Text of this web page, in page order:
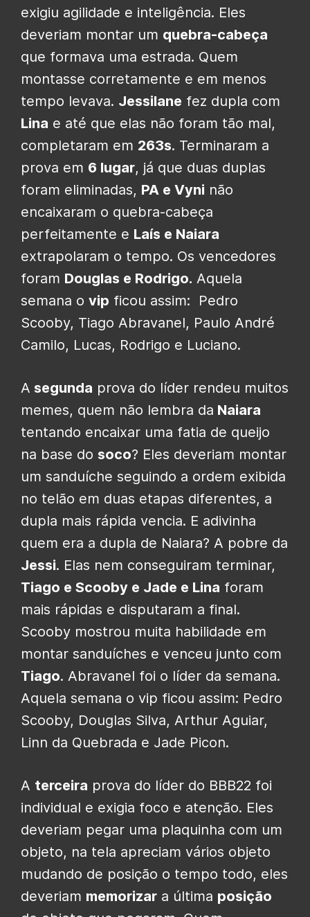
exigiu agilidade e inteligência. Eles
deveriam montar um quebra-cabeça
que formava uma estrada. Quem
montasse corretamente e em menos
tempo levava. Jessilane fez dupla com
Lina e até que elas não foram tão mal,
completaram em 263s. Terminaram a
prova em 6 lugar, já que duas duplas
foram eliminadas, PA e Vyni não
encaixaram o quebra-cabeça
perfeitamente e Laís e Naiara
extrapolaram o tempo. Os vencedores
foram Douglas e Rodrigo. Aquela
semana o vip ficou assim: Pedro
Scooby, Tiago Abravanel, Paulo André
Camilo, Lucas, Rodrigo e Luciano.
A segunda prova do líder rendeu muitos
memes, quem não lembra da Naiara
tentando encaixar uma fatia de queijo
na base do soco? Eles deveriam montar
um sanduíche seguindo a ordem exibida
no telão em duas etapas diferentes, a
dupla mais rápida vencia. E adivinha
quem era a dupla de Naiara? A pobre da
Jessi. Elas nem conseguiram terminar,
Tiago e Scooby e Jade e Lina foram
mais rápidas e disputaram a final.
Scooby mostrou muita habilidade em
montar sanduíches e venceu junto com
Tiago. Abravanel foi o líder da semana.
Aquela semana o vip ficou assim: Pedro
Scooby, Douglas Silva, Arthur Aguiar,
Linn da Quebrada e Jade Picon.
A terceira prova do líder do BBB22 foi
individual e exigia foco e atenção. Eles
deveriam pegar uma plaquinha com um
objeto, na tela apreciam vários objeto
mudando de posição o tempo todo, eles
deveriam memorizar a última posição